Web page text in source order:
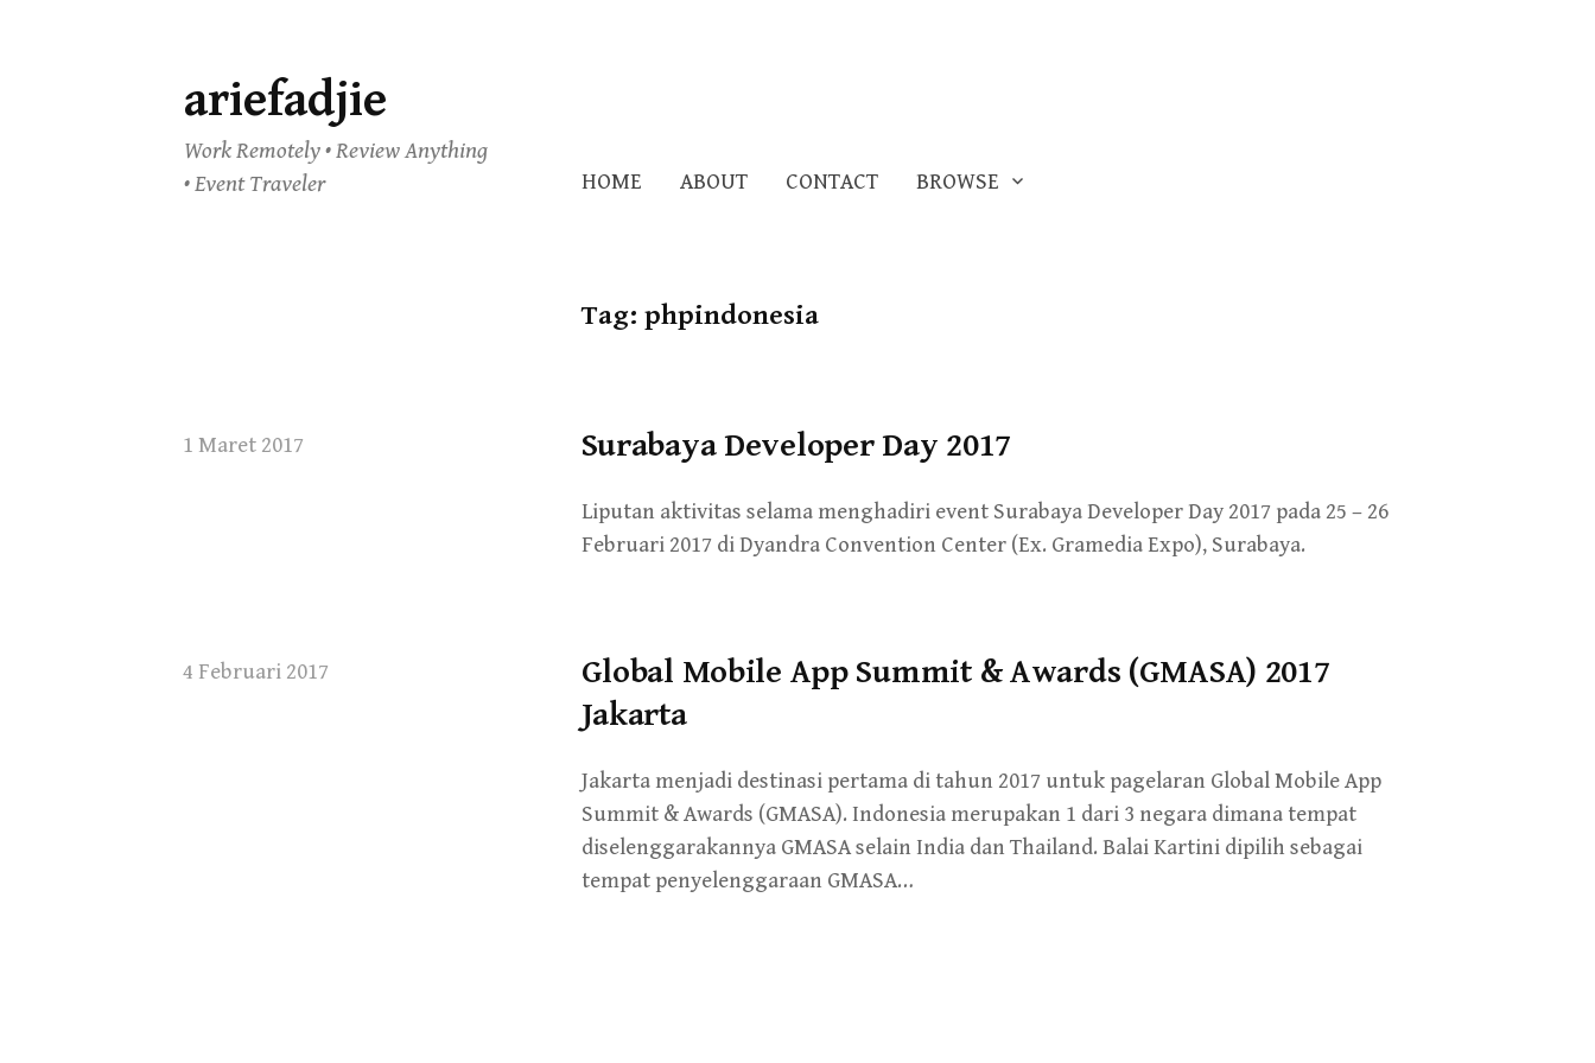
Skip
to
content
ariefadjie
Work Remotely • Review Anything
• Event Traveler
HOME ABOUT CONTACT BROWSE
Tag: phpindonesia
1 Maret 2017 Surabaya Developer Day 2017
Liputan aktivitas selama menghadiri event Surabaya Developer Day 2017 pada 25 – 26
Februari 2017 di Dyandra Convention Center (Ex. Gramedia Expo), Surabaya.
4 Februari 2017
Global Mobile App Summit & Awards (GMASA) 2017
Jakarta
Jakarta menjadi destinasi pertama di tahun 2017 untuk pagelaran Global Mobile App
Summit & Awards (GMASA). Indonesia merupakan 1 dari 3 negara dimana tempat
diselenggarakannya GMASA selain India dan Thailand. Balai Kartini dipilih sebagai
tempat penyelenggaraan GMASA…